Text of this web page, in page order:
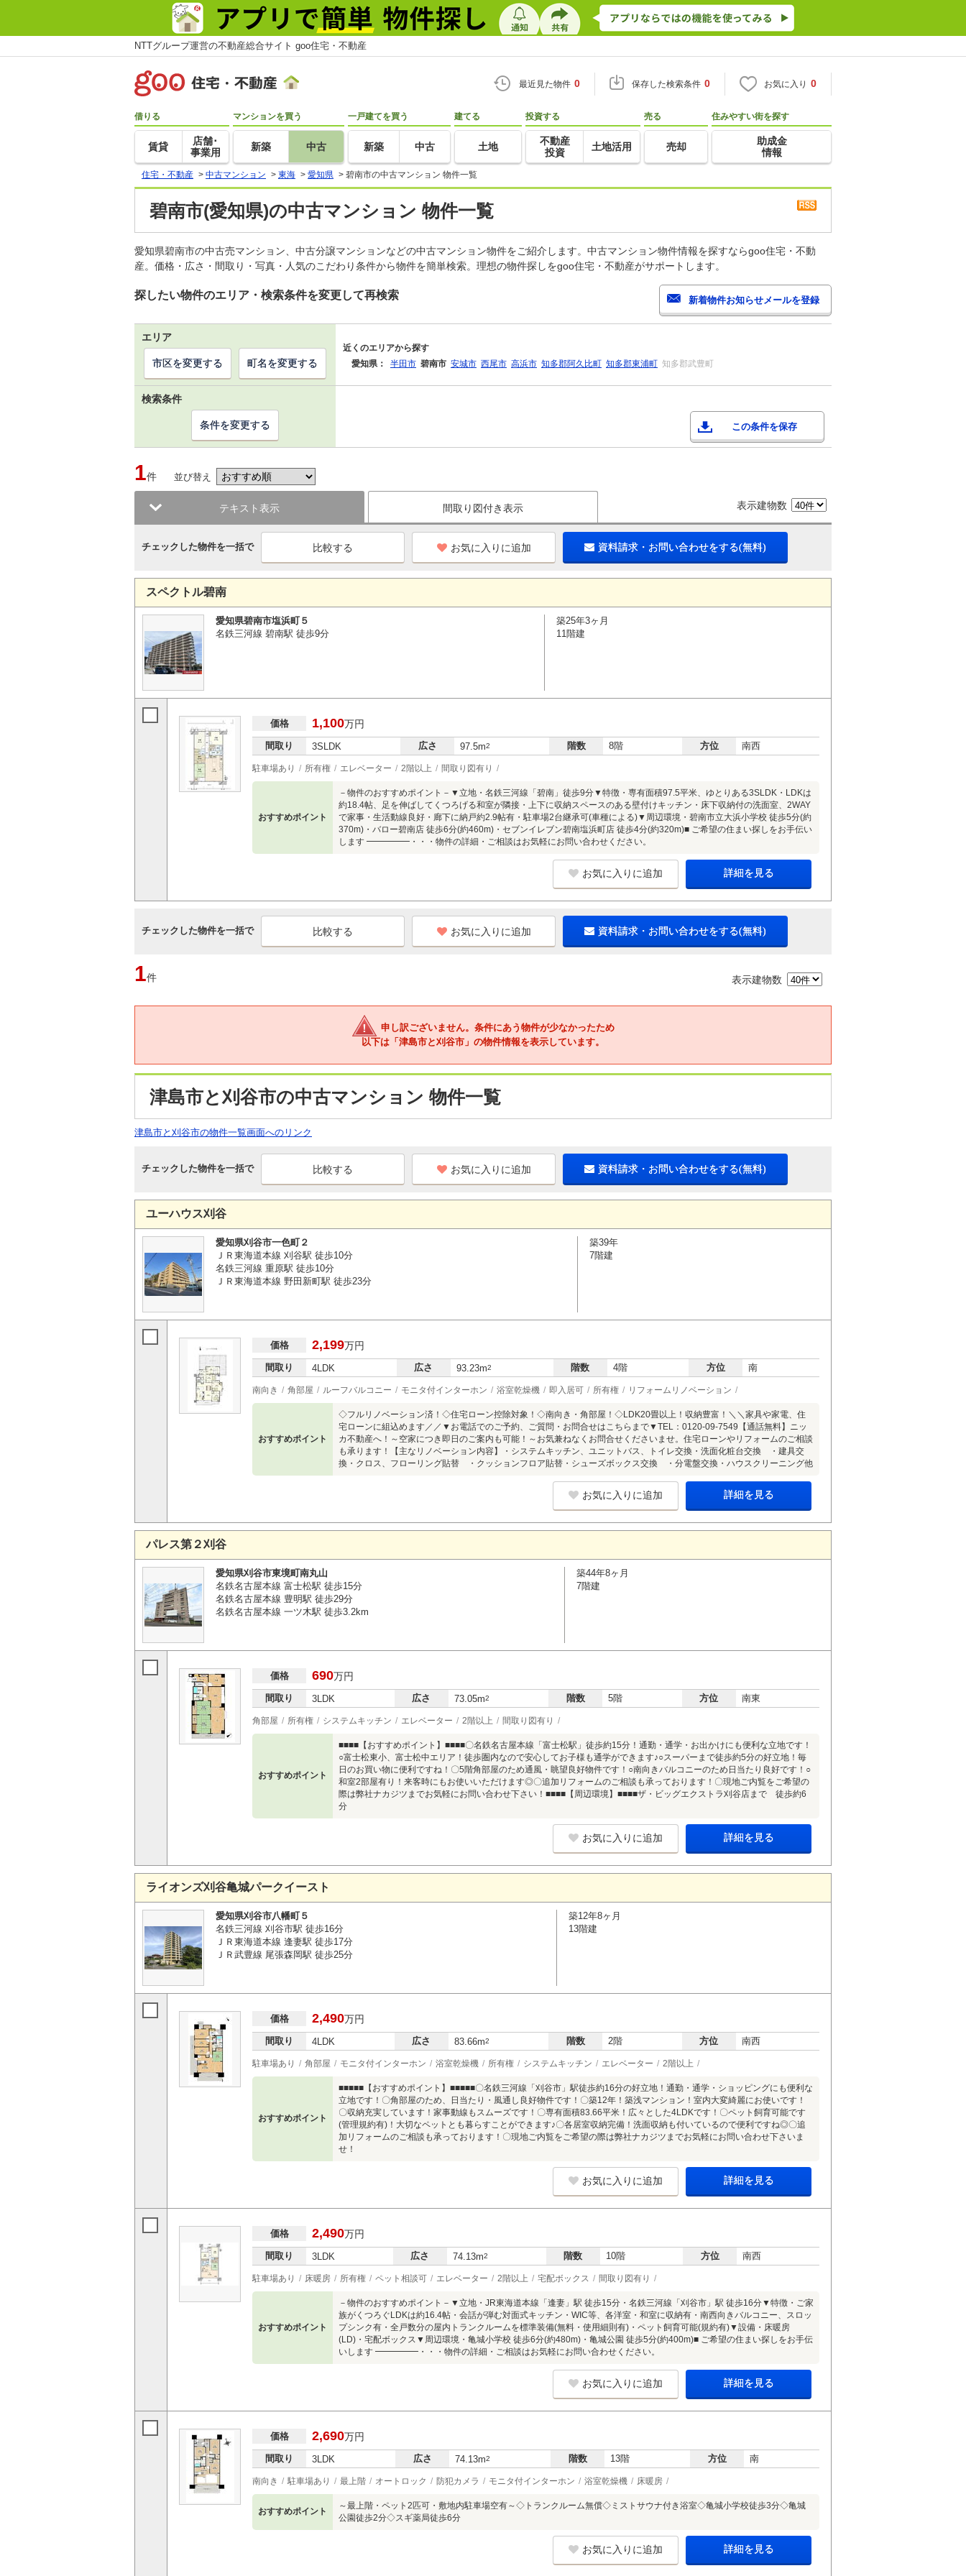
NTTグループ運営の不動産総合サイト goo住宅・不動産
最近見た物件 0 保存した検索条件 0 お気に入り 0
借りる
賃貸
店舗･
事業用
マンションを買う
新築 中古
一戸建てを買う
新築 中古
建てる
土地
投資する
不動産
投資
土地活用
売る
売却
住みやすい街を探す
助成金
情報
住宅・不動産 > 中古マンション > 東海 > 愛知県 > 碧南市の中古マンション 物件一覧
碧南市(愛知県)の中古マンション 物件一覧
愛知県碧南市の中古売マンション、中古分譲マンションなどの中古マンション物件をご紹介します。中古マンション物件情報を探すならgoo住宅・不動
産。価格・広さ・間取り・写真・人気のこだわり条件から物件を簡単検索。理想の物件探しをgoo住宅・不動産がサポートします。
探したい物件のエリア・検索条件を変更して再検索
エリア
近くのエリアから探す
愛知県：
半田市 碧南市 安城市 西尾市 高浜市 知多郡阿久比町 知多郡東浦町 知多郡武豊町
市区を変更する 町名を変更する
検索条件
この条件を保存
条件を変更する
1件 並び替え
テキスト表示 間取り図付き表示 表示建物数
チェックした物件を一括で お気に入りに追加 資料請求・お問い合わせをする(無料)
スペクトル碧南
愛知県碧南市塩浜町５
名鉄三河線 碧南駅 徒歩9分
築25年3ヶ月
11階建
価格 1,100万円
間取り 3SLDK 広さ 97.5m2 階数 8階 方位 南西
駐車場あり 所有権 エレベーター 2階以上 間取り図有り
おすすめポイント
－物件のおすすめポイント－▼立地・名鉄三河線「碧南」徒歩9分▼特徴・専有面積97.5平米、ゆとりある3SLDK・LDKは
約18.4帖、足を伸ばしてくつろげる和室が隣接・上下に収納スペースのある壁付けキッチン・床下収納付の洗面室、2WAY
で家事・生活動線良好・廊下に納戸約2.9帖有・駐車場2台継承可(車種による)▼周辺環境・碧南市立大浜小学校 徒歩5分(約
370m)・バロー碧南店 徒歩6分(約460m)・セブンイレブン碧南塩浜町店 徒歩4分(約320m)■ ご希望の住まい探しをお手伝い
します ━━━━━・・・物件の詳細・ご相談はお気軽にお問い合わせください。
お気に入りに追加 詳細を見る
チェックした物件を一括で お気に入りに追加 資料請求・お問い合わせをする(無料)
1件 表示建物数
申し訳ございません。条件にあう物件が少なかったため
以下は「津島市と刈谷市」の物件情報を表示しています。
津島市と刈谷市の中古マンション 物件一覧
津島市と刈谷市の物件一覧画面へのリンク
チェックした物件を一括で お気に入りに追加 資料請求・お問い合わせをする(無料)
ユーハウス刈谷
愛知県刈谷市一色町２
ＪＲ東海道本線 刈谷駅 徒歩10分
名鉄三河線 重原駅 徒歩10分
ＪＲ東海道本線 野田新町駅 徒歩23分
築39年
7階建
価格 2,199万円
間取り 4LDK 広さ 93.23m2 階数 4階 方位 南
南向き 角部屋 ルーフバルコニー モニタ付インターホン 浴室乾燥機 即入居可 所有権 リフォームリノベーション
おすすめポイント
◇フルリノベーション済！◇住宅ローン控除対象！◇南向き・角部屋！◇LDK20畳以上！収納豊富！＼＼家具や家電、住
宅ローンに組込めます／／▼お電話でのご予約、ご質問・お問合せはこちらまで▼TEL：0120-09-7549【通話無料】ニッ
カ不動産へ！～空家につき即日のご案内も可能！～お気兼ねなくお問合せくださいませ。住宅ローンやリフォームのご相談
も承ります！【主なリノベーション内容】・システムキッチン、ユニットバス、トイレ交換・洗面化粧台交換 ・建具交
換・クロス、フローリング貼替 ・クッションフロア貼替・シューズボックス交換 ・分電盤交換・ハウスクリーニング他
お気に入りに追加 詳細を見る
パレス第２刈谷
愛知県刈谷市東境町南丸山
名鉄名古屋本線 富士松駅 徒歩15分
名鉄名古屋本線 豊明駅 徒歩29分
名鉄名古屋本線 一ツ木駅 徒歩3.2km
築44年8ヶ月
7階建
価格 690万円
間取り 3LDK 広さ 73.05m2 階数 5階 方位 南東
角部屋 所有権 システムキッチン エレベーター 2階以上 間取り図有り
おすすめポイント
■■■■【おすすめポイント】■■■■〇名鉄名古屋本線「富士松駅」徒歩約15分！通勤・通学・お出かけにも便利な立地です！
○富士松東小、富士松中エリア！徒歩圏内なので安心してお子様も通学ができます♪○スーパーまで徒歩約5分の好立地！毎
日のお買い物に便利ですね！〇5階角部屋のため通風・眺望良好物件です！○南向きバルコニーのため日当たり良好です！○
和室2部屋有り！来客時にもお使いいただけます◎〇追加リフォームのご相談も承っております！〇現地ご内覧をご希望の
際は弊社ナカジツまでお気軽にお問い合わせ下さい！■■■■【周辺環境】■■■■ザ・ビッグエクストラ刈谷店まで 徒歩約6
分
お気に入りに追加 詳細を見る
ライオンズ刈谷亀城パークイースト
愛知県刈谷市八幡町５
名鉄三河線 刈谷市駅 徒歩16分
ＪＲ東海道本線 逢妻駅 徒歩17分
ＪＲ武豊線 尾張森岡駅 徒歩25分
築12年8ヶ月
13階建
価格 2,490万円
間取り 4LDK 広さ 83.66m2 階数 2階 方位 南西
駐車場あり 角部屋 モニタ付インターホン 浴室乾燥機 所有権 システムキッチン エレベーター 2階以上
おすすめポイント
■■■■■【おすすめポイント】■■■■■〇名鉄三河線「刈谷市」駅徒歩約16分の好立地！通勤・通学・ショッピングにも便利な
立地です！〇角部屋のため、日当たり・風通し良好物件です！〇築12年！築浅マンション！室内大変綺麗にお使いです！
〇収納充実しています！家事動線もスムーズです！〇専有面積83.66平米！広々とした4LDKです！〇ペット飼育可能です
(管理規約有)！大切なペットとも暮らすことができます♪〇各居室収納完備！洗面収納も付いているので便利ですね◎〇追
加リフォームのご相談も承っております！〇現地ご内覧をご希望の際は弊社ナカジツまでお気軽にお問い合わせ下さいま
せ！
お気に入りに追加 詳細を見る
価格 2,490万円
間取り 3LDK 広さ 74.13m2 階数 10階 方位 南西
駐車場あり 床暖房 所有権 ペット相談可 エレベーター 2階以上 宅配ボックス 間取り図有り
おすすめポイント
－物件のおすすめポイント－▼立地・JR東海道本線「逢妻」駅 徒歩15分・名鉄三河線「刈谷市」駅 徒歩16分▼特徴・ご家
族がくつろぐLDKは約16.4帖・会話が弾む対面式キッチン・WIC等、各洋室・和室に収納有・南西向きバルコニー、スロッ
プシンク有・全戸数分の屋内トランクルームを標準装備(無料・使用細則有)・ペット飼育可能(規約有)▼設備・床暖房
(LD)・宅配ボックス▼周辺環境・亀城小学校 徒歩6分(約480m)・亀城公園 徒歩5分(約400m)■ ご希望の住まい探しをお手伝
いします ━━━━━・・・物件の詳細・ご相談はお気軽にお問い合わせください。
お気に入りに追加 詳細を見る
価格 2,690万円
間取り 3LDK 広さ 74.13m2 階数 13階 方位 南
南向き 駐車場あり 最上階 オートロック 防犯カメラ モニタ付インターホン 浴室乾燥機 床暖房
おすすめポイント
～最上階・ペット2匹可・敷地内駐車場空有～◇トランクルーム無償◇ミストサウナ付き浴室◇亀城小学校徒歩3分◇亀城
公園徒歩2分◇スギ薬局徒歩6分
お気に入りに追加 詳細を見る